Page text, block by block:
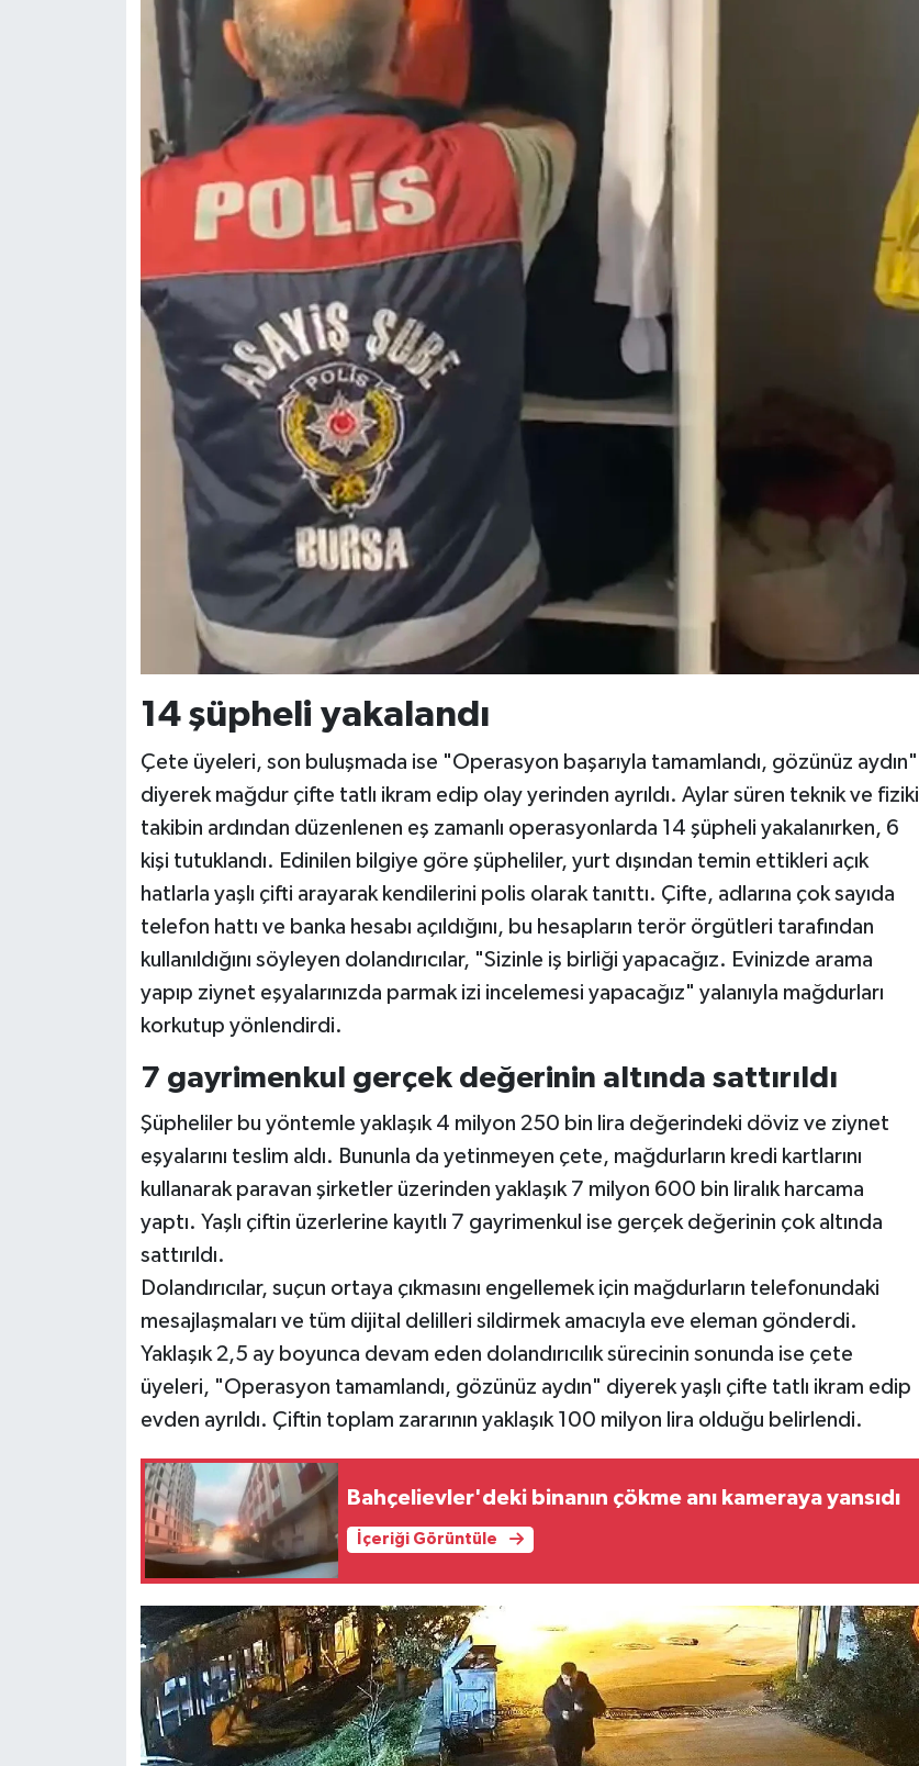
14 şüpheli yakalandı
Çete üyeleri, son buluşmada ise "Operasyon başarıyla tamamlandı, gözünüz aydın"
diyerek mağdur çifte tatlı ikram edip olay yerinden ayrıldı. Aylar süren teknik ve fiziki
takibin ardından düzenlenen eş zamanlı operasyonlarda 14 şüpheli yakalanırken, 6
kişi tutuklandı. Edinilen bilgiye göre şüpheliler, yurt dışından temin ettikleri açık
hatlarla yaşlı çifti arayarak kendilerini polis olarak tanıttı. Çifte, adlarına çok sayıda
telefon hattı ve banka hesabı açıldığını, bu hesapların terör örgütleri tarafından
kullanıldığını söyleyen dolandırıcılar, "Sizinle iş birliği yapacağız. Evinizde arama
yapıp ziynet eşyalarınızda parmak izi incelemesi yapacağız" yalanıyla mağdurları
korkutup yönlendirdi.
7 gayrimenkul gerçek değerinin altında sattırıldı
Şüpheliler bu yöntemle yaklaşık 4 milyon 250 bin lira değerindeki döviz ve ziynet
eşyalarını teslim aldı. Bununla da yetinmeyen çete, mağdurların kredi kartlarını
kullanarak paravan şirketler üzerinden yaklaşık 7 milyon 600 bin liralık harcama
yaptı. Yaşlı çiftin üzerlerine kayıtlı 7 gayrimenkul ise gerçek değerinin çok altında
sattırıldı.
Dolandırıcılar, suçun ortaya çıkmasını engellemek için mağdurların telefonundaki
mesajlaşmaları ve tüm dijital delilleri sildirmek amacıyla eve eleman gönderdi.
Yaklaşık 2,5 ay boyunca devam eden dolandırıcılık sürecinin sonunda ise çete
üyeleri, "Operasyon tamamlandı, gözünüz aydın" diyerek yaşlı çifte tatlı ikram edip
evden ayrıldı. Çiftin toplam zararının yaklaşık 100 milyon lira olduğu belirlendi.
Bahçelievler'deki binanın çökme anı kameraya yansıdı
İçeriği Görüntüle